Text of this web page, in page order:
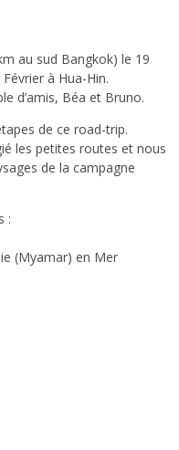
au sud Bangkok) le 19
à Hua-Hin.
d’amis, Béa et Bruno.
de ce road-trip.
les petites routes et nous
de la campagne
:
(Myamar) en Mer